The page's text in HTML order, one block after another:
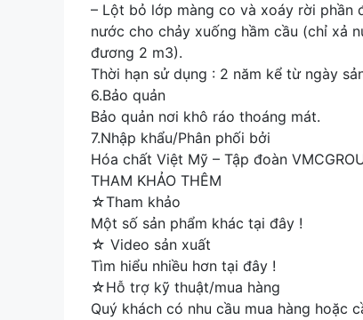
– Lột bỏ lớp màng co và xoáy rời phần
nước cho chảy xuống hầm cầu (chỉ xả
đương 2 m3).
Thời hạn sử dụng : 2 năm kể từ ngày
6.Bảo quản
Bảo quản nơi khô ráo thoáng mát.
7.Nhập khẩu/Phân phối bởi
Hóa chất Việt Mỹ – Tập đoàn
THAM KHẢO THÊM
☆Tham khảo
Một số sản phẩm khác tại đây !
☆ Video sản xuất
Tìm hiểu nhiều hơn tại đây !
☆Hỗ trợ kỹ thuật/mua hàng
Quý khách có nhu cầu mua hàng hoặc